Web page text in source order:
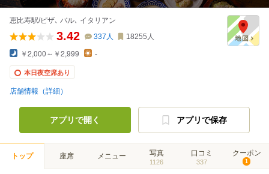
恵比寿駅/ピザ､ バル､ イタリアン
3.42 337 人 18255 人
￥2,000～￥2,999 -
本日夜空席あり
店舗情報（詳細）
アプリで開く アプリで保存
トップ 座席 メニュー 写真
1126
口コミ
337
クーポン
1